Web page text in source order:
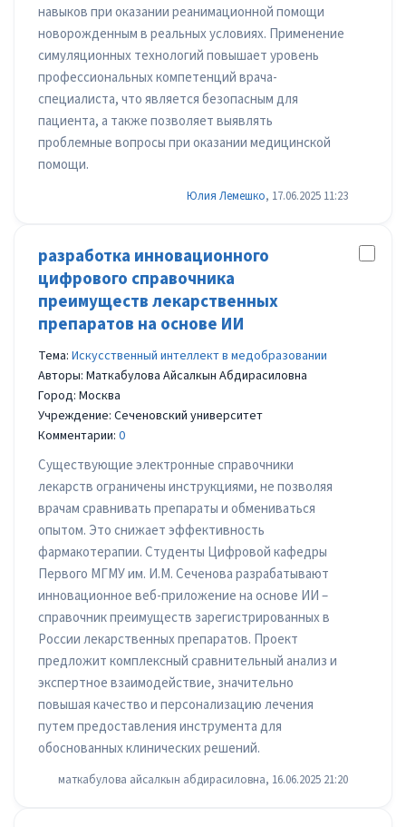
навыков при оказании реанимационной помощи
новорожденным в реальных условиях. Применение
симуляционных технологий повышает уровень
профессиональных компетенций врача-
специалиста, что является безопасным для
пациента, а также позволяет выявлять
проблемные вопросы при оказании медицинской
помощи.
Юлия Лемешко, 17.06.2025 11:23
разработка инновационного
цифрового справочника
преимуществ лекарственных
препаратов на основе ИИ
Тема: Искусственный интеллект в медобразовании
Авторы: Маткабулова Айсалкын Абдирасиловна
Город: Москва
Учреждение: Сеченовский университет
Комментарии: 0
Существующие электронные справочники
лекарств ограничены инструкциями, не позволяя
врачам сравнивать препараты и обмениваться
опытом. Это снижает эффективность
фармакотерапии. Студенты Цифровой кафедры
Первого МГМУ им. И.М. Сеченова разрабатывают
инновационное веб-приложение на основе ИИ –
справочник преимуществ зарегистрированных в
России лекарственных препаратов. Проект
предложит комплексный сравнительный анализ и
экспертное взаимодействие, значительно
повышая качество и персонализацию лечения
путем предоставления инструмента для
обоснованных клинических решений.
маткабулова айсалкын абдирасиловна, 16.06.2025 21:20